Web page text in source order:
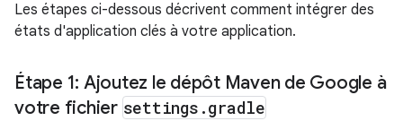
Les étapes ci-dessous décrivent comment intégrer des
états d'application clés à votre application.
Étape 1: Ajoutez le dépôt Maven de Google à
votre fichier settings .gradle